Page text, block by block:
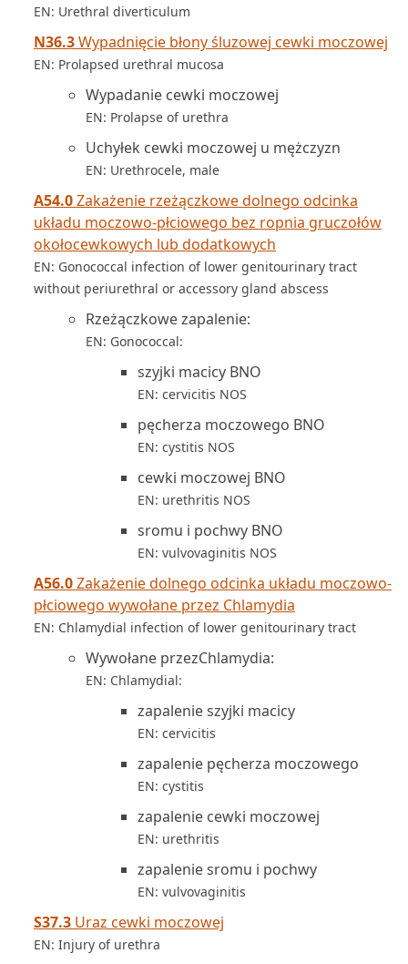
EN: Urethral diverticulum
N36.3Wypadnięcie błony śluzowej cewki moczowej
EN: Prolapsed urethral mucosa
Wypadanie cewki moczowej
EN: Prolapse of urethra
Uchyłek cewki moczowej u mężczyzn
EN: Urethrocele, male
A54.0Zakażenie rzeżączkowe dolnego odcinka
układu moczowo-płciowego bez ropnia gruczołów
okołocewkowych lub dodatkowych
EN: Gonococcal infection of lower genitourinary tract
without periurethral or accessory gland abscess
Rzeżączkowe zapalenie:
EN: Gonococcal:
szyjki macicy BNO
EN: cervicitis NOS
pęcherza moczowego BNO
EN: cystitis NOS
cewki moczowej BNO
EN: urethritis NOS
sromu i pochwy BNO
EN: vulvovaginitis NOS
A56.0Zakażenie dolnego odcinka układu moczowo-
płciowego wywołane przez Chlamydia
EN: Chlamydial infection of lower genitourinary tract
Wywołane przezChlamydia:
EN: Chlamydial:
zapalenie szyjki macicy
EN: cervicitis
zapalenie pęcherza moczowego
EN: cystitis
zapalenie cewki moczowej
EN: urethritis
zapalenie sromu i pochwy
EN: vulvovaginitis
S37.3 Uraz cewki moczowej
EN: Injury of urethra